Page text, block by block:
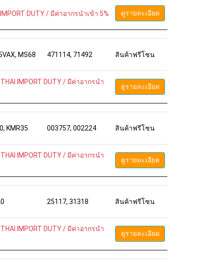
DUTY / มีค่าอากรนำเข้า 5% ดูรายละเอียด
MS68 471114, 71492 สินค้าฟรีโซน
IMPORT DUTY / มีค่าอากรนำ
ดูรายละเอียด
KMR35 003757, 002224 สินค้าฟรีโซน
IMPORT DUTY / มีค่าอากรนำ
ดูรายละเอียด
25117, 31318 สินค้าฟรีโซน
IMPORT DUTY / มีค่าอากรนำ
ดูรายละเอียด